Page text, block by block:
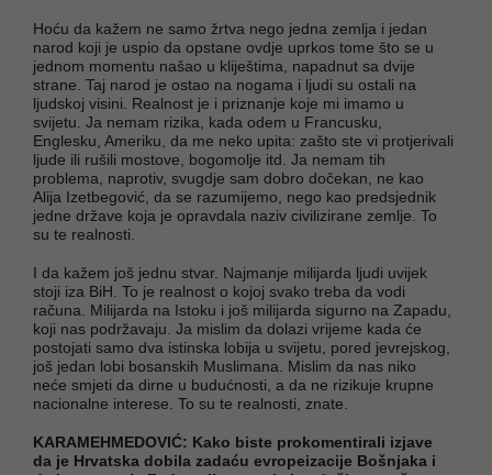
Hoću da kažem ne samo žrtva nego jedna zemlja i jedan
narod koji je uspio da opstane ovdje uprkos tome što se u
jednom momentu našao u kliještima, napadnut sa dvije
strane. Taj narod je ostao na nogama i ljudi su ostali na
ljudskoj visini. Realnost je i priznanje koje mi imamo u
svijetu. Ja nemam rizika, kada odem u Francusku,
Englesku, Ameriku, da me neko upita: zašto ste vi protjerivali
ljude ili rušili mostove, bogomolje itd. Ja nemam tih
problema, naprotiv, svugdje sam dobro dočekan, ne kao
Alija Izetbegović, da se razumijemo, nego kao predsjednik
jedne države koja je opravdala naziv civilizirane zemlje. To
su te realnosti.
I da kažem još jednu stvar. Najmanje milijarda ljudi uvijek
stoji iza BiH. To je realnost o kojoj svako treba da vodi
računa. Milijarda na Istoku i još milijarda sigurno na Zapadu,
koji nas podržavaju. Ja mislim da dolazi vrijeme kada će
postojati samo dva istinska lobija u svijetu, pored jevrejskog,
još jedan lobi bosanskih Muslimana. Mislim da nas niko
neće smjeti da dirne u budućnosti, a da ne rizikuje krupne
nacionalne interese. To su te realnosti, znate.
KARAMEHMEDOVIĆ: Kako biste prokomentirali izjave
da je Hrvatska dobila zadaću evropeizacije Bošnjaka i